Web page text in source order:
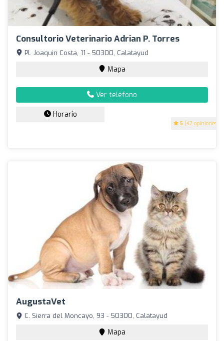
Consultorio Veterinario Adrian P. Torres
5 (42 opiniones)
Pl. Joaquin Costa, 11 - 50300, Calatayud
Mapa
Ver teléfono
Horario
AugustaVet
C. Sierra del Moncayo, 93 - 50300, Calatayud
Mapa